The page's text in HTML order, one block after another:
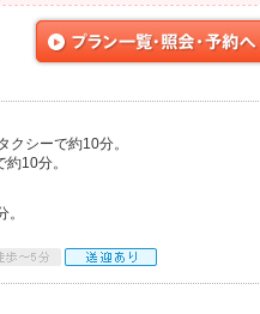
クシーで約10分。
10分。